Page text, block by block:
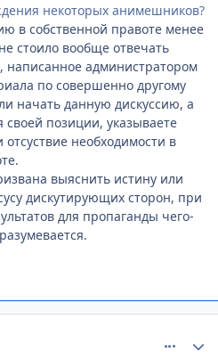
некоторых анимешников?
в собственной правоте менее
стоило вообще отвечать
администратором
по совершенно другому
начать данную дискуссию, а
своей позиции, указываете
необходимости в
выяснить истину или
дискутирующих сторон, при
для пропаганды чего-